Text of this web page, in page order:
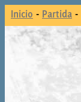
Inicio - Partida -